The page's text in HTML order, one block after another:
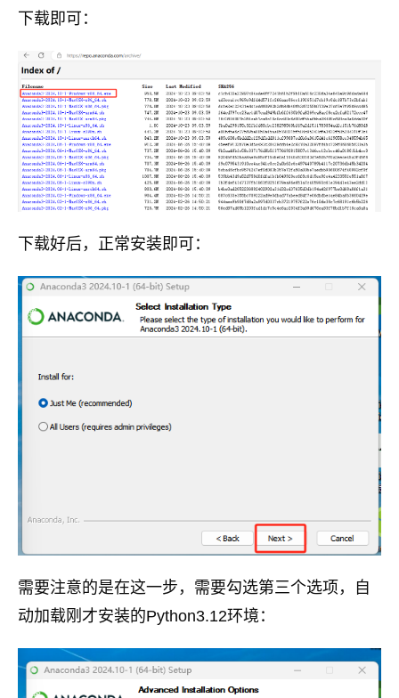
下载即可：
下载好后，正常安装即可：
需要注意的是在这一步，需要勾选第三个选项，自
动加载刚才安装的Python3.12环境：